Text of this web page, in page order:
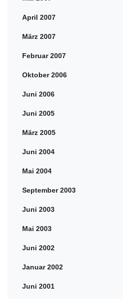
April 2007
März 2007
Februar 2007
Oktober 2006
Juni 2006
Juni 2005
März 2005
Juni 2004
Mai 2004
September 2003
Juni 2003
Mai 2003
Juni 2002
Januar 2002
Juni 2001